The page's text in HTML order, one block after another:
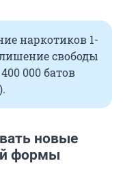
наркотиков 1-
свободы
400 000батов
новые
формы